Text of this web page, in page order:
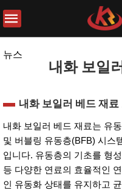
뉴스
내화 보일
내화 보일러 베드 재료
내화 보일러 베드 재료는 유
및 버블링 유동층(BFB) 시스
입니다. 유동층의 기초를 형
등 다양한 연료의 효율적인
인 유동화 상태를 유지하고